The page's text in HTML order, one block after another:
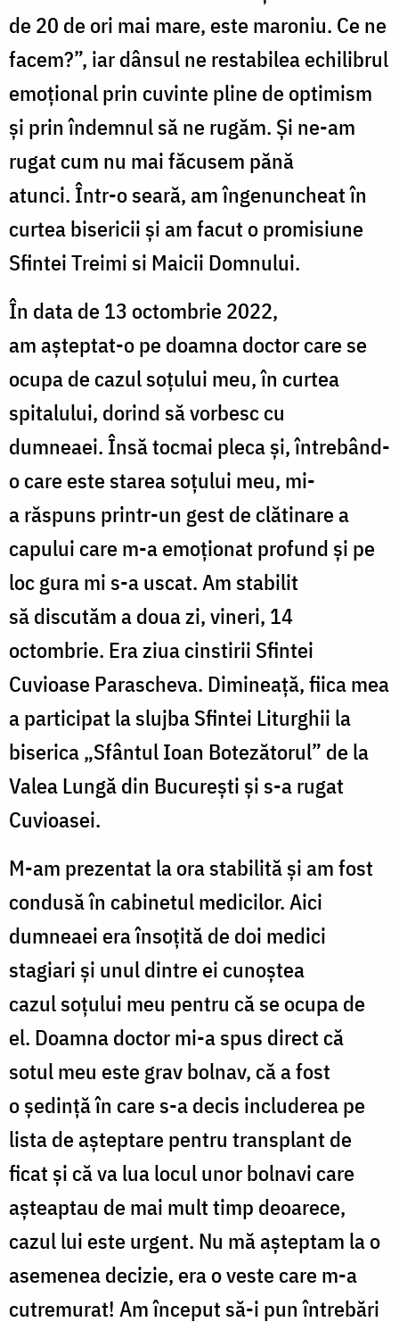
de 20 de ori mai mare, este maroniu. Ce ne
facem?”, iar dânsul ne restabilea echilibrul
emoțional prin cuvinte pline de optimism
și prinîndemnul sănerugăm. Și ne-am
rugat cum nu maifăcusem pănă
atunci.Într-o seară, amîngenuncheatîn
curtea bisericiişi am facut o promisiune
Sfintei Treimi si Maicii Domnului.
În data de 13 octombrie 2022,
amaşteptat-o pe doamna doctorcare se
ocupa de cazul soţului meu, în curtea
spitalului, dorind săvorbesc cu
dumneaei.Însătocmai plecaşi,întrebând-
o care este stareasoţului meu, mi-
arăspuns printr-un gest declătinarea
capului care m-aemoţionat profundşi pe
loc gura mi s-a uscat. Am stabilit
să discutăma doua zi, vineri, 14
octombrie. Era ziua cinstirii Sfintei
Cuvioase Parascheva. Dimineaţă, fiica mea
a participat la slujba Sfintei Liturghii la
biserica „Sfântul Ioan Botezătorul” de la
Valea Lungă din Bucureşti și s-a rugat
Cuvioasei.
M-am prezentat la ora stabilităşi am fost
condusă în cabinetul medicilor. Aici
dumneaei eraînsoţităde doi medici
stagiarişi unul dintre ei cunoştea
cazulsoţului meu pentru căse ocupa de
el. Doamna doctor mi-a spus direct că
sotul meu este grav bolnav, căa fost
oşedinţă în care s-a decis includerea pe
lista deaşteptarepentru transplant de
ficat și căva lua locul unor bolnavi care
așteaptau de mai mult timp deoarece,
cazul lui este urgent. Nu măaşteptam la o
asemenea decizie, era o veste care m-a
cutremurat! Am început să-i pun întrebări